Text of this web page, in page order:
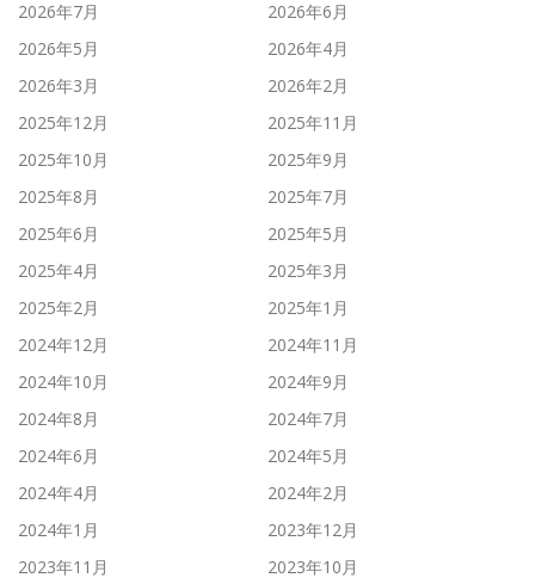
2026年7月
2026年6月
2026年5月
2026年4月
2026年3月
2026年2月
2025年12月
2025年11月
2025年10月
2025年9月
2025年8月
2025年7月
2025年6月
2025年5月
2025年4月
2025年3月
2025年2月
2025年1月
2024年12月
2024年11月
2024年10月
2024年9月
2024年8月
2024年7月
2024年6月
2024年5月
2024年4月
2024年2月
2024年1月
2023年12月
2023年11月
2023年10月